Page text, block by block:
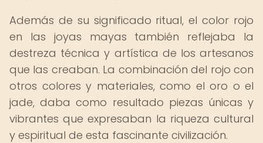
Además de su significado ritual, el color rojo
en las joyas mayas también reflejaba la
destreza técnica y artística de los artesanos
que las creaban. La combinación del rojo con
otros colores y materiales, como el oro o el
jade, daba como resultado piezas únicas y
vibrantes que expresaban la riqueza cultural
y espiritual de esta fascinante civilización.